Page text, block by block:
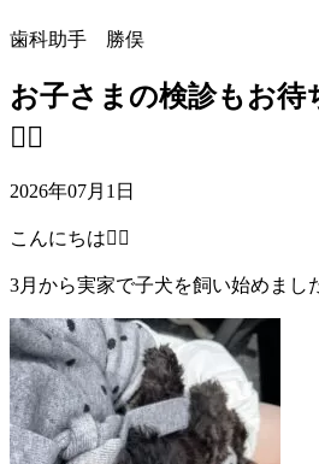
歯科助手 勝俣
お子さまの検診もお待
🙂‍↕️
2026年07月1日
こんにちは🙂‍↕️
3月から実家で子犬を飼い始めました